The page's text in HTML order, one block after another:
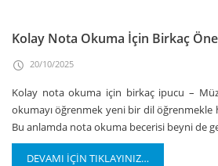
Kolay Nota Okuma İçin Birkaç
20/10/2025
Kolay nota okuma için birkaç ipucu –
okumayı öğrenmek yeni bir dil öğrenmekle
Bu anlamda nota okuma becerisi beyni de
DEVAMI İÇİN TIKLAYINIZ…